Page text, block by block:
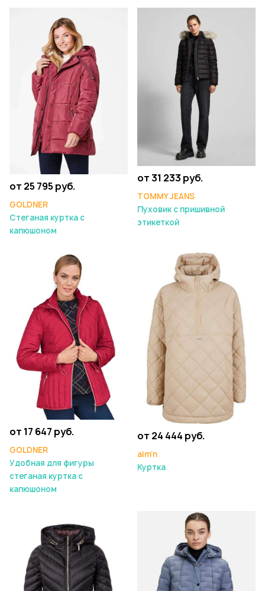
от 25 795 руб.
GOLDNER
Стеганая куртка с
капюшоном
от 31 233 руб.
TOMMY JEANS
Пуховик с пришивной
этикеткой
от 17 647 руб.
GOLDNER
Удобная для фигуры
стеганая куртка с
капюшоном
от 24 444 руб.
aim’n
Куртка